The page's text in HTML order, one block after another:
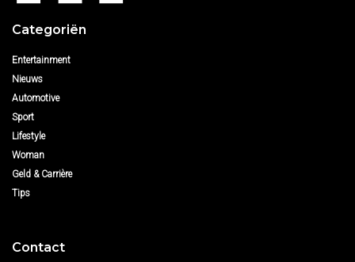
Categoriën
Entertainment
Nieuws
Automotive
Sport
Lifestyle
Woman
Geld & Carrière
Tips
Contact